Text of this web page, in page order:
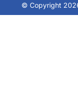
© Copyright